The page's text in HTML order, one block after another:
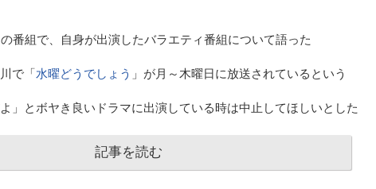
番組で、自身が出演したバラエティ番組について語った
で「水曜どうでしょう 」が月～木曜日に放送されているという
よ」とボヤき良いドラマに出演している時は中止してほしいとした
記事を読む